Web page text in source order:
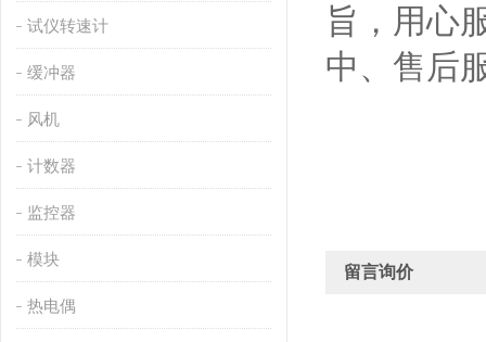
试仪转速计
缓冲器
风机
计数器
监控器
模块
热电偶
旨，用心
中、售后
留言询价